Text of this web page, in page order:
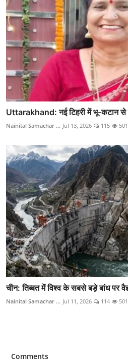
Uttarakhand: नई टिहरी में भू-कटान से
Nainital Samachar ... Jul 13, 2026 115
चीन: तिब्बत में विश्व के सबसे बड़े बांध पर
Nainital Samachar ... Jul 11, 2026 114
Comments